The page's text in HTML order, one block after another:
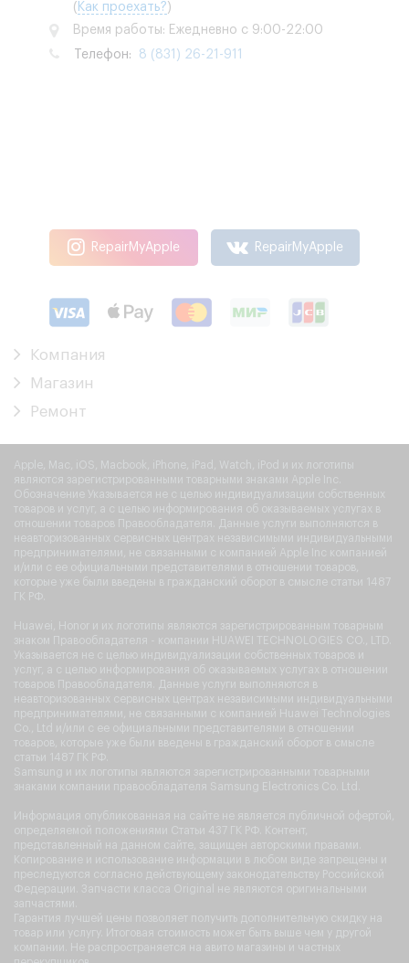
( Как проехать? )
Время работы: Ежедневно с 9:00-22:00
Телефон: 8 (831) 26-21-911
RepairMyApple RepairMyApple
Компания
Магазин
Ремонт
Apple, Mac, iOS, Macbook, iPhone, iPad, Watch, iPod и их логотипы
являются зарегистрированными товарными знаками Apple Inc.
Обозначение Указывается не с целью индивидуализации собственных
товаров и услуг, а с целью информирования об оказываемых услугах в
отношении товаров Правообладателя. Данные услуги выполняются в
неавторизованных сервисных центрах независимыми индивидуальными
предпринимателями, не связанными с компанией Apple Inc компанией
и/или с ее официальными представителями в отношении товаров,
которые уже были введены в гражданский оборот в смысле статьи 1487
ГК РФ.
Huawei, Honor и их логотипы являются зарегистрированным товарным
знаком Правообладателя - компании HUAWEI TECHNOLOGIES CO., LTD.
Указывается не с целью индивидуализации собственных товаров и
услуг, а с целью информирования об оказываемых услугах в отношении
товаров Правообладателя. Данные услуги выполняются в
неавторизованных сервисных центрах независимыми индивидуальными
предпринимателями, не связанными с компанией Huawei Technologies
Co., Ltd и/или с ее официальными представителями в отношении
товаров, которые уже были введены в гражданский оборот в смысле
статьи 1487 ГК РФ.
Samsung и их логотипы являются зарегистрированными товарными
знаками компании правообладателя Samsung Electronics Co. Ltd.
Информация опубликованная на сайте не является публичной офертой,
определяемой положениями Статьи 437 ГК РФ. Контент,
представленный на данном сайте, защищен авторскими правами.
Копирование и использование информации в любом виде запрещены и
преследуются согласно действующему законодательству Российской
Федерации. Запчасти класса Original не являются оригинальными
запчастями.
Гарантия лучшей цены позволяет получить дополнительную скидку на
товар или услугу. Итоговая стоимость может быть выше чем у другой
компании. Не распространяется на авито магазины и частных